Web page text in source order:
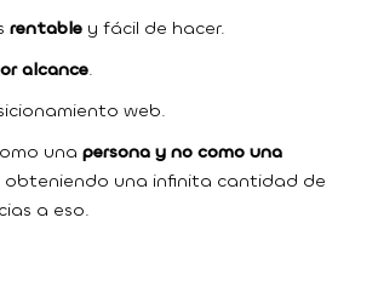
rentable y fácil de hacer.
alcance.
web.
unapersona y no como una
obteniendo una infinita cantidad de
a eso.